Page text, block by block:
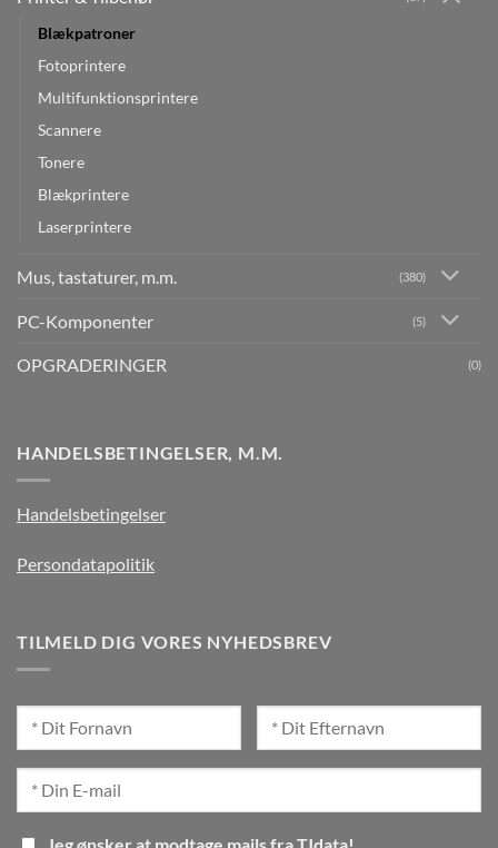
Blækpatroner
Fotoprintere
Multifunktionsprintere
Scannere
Tonere
Blækprintere
Laserprintere
Mus, tastaturer, m.m. (380)
PC-Komponenter (5)
OPGRADERINGER (0)
HANDELSBETINGELSER, M.M.
Handelsbetingelser
Persondatapolitik
TILMELD DIG VORES NYHEDSBREV